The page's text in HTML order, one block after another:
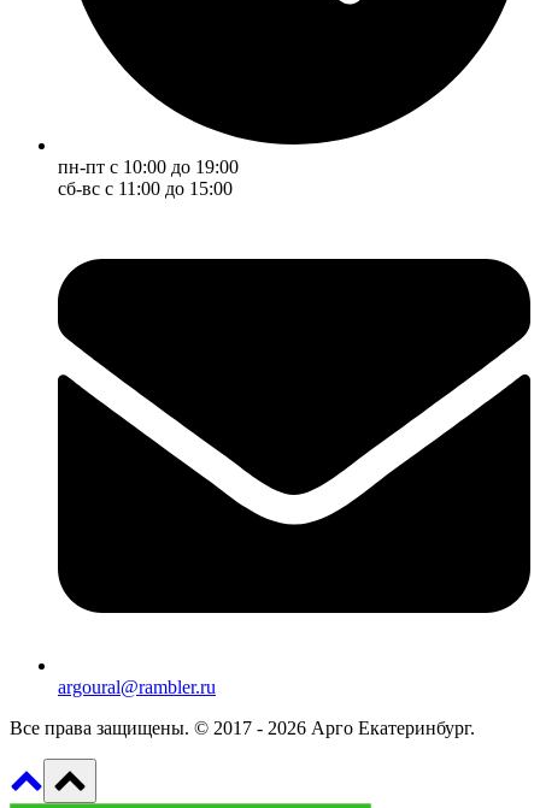
пн-пт с 10:00 до 19:00
сб-вс с 11:00 до 15:00
argoural@rambler.ru
Все права защищены. © 2017 - 2026 Арго Екатеринбург.